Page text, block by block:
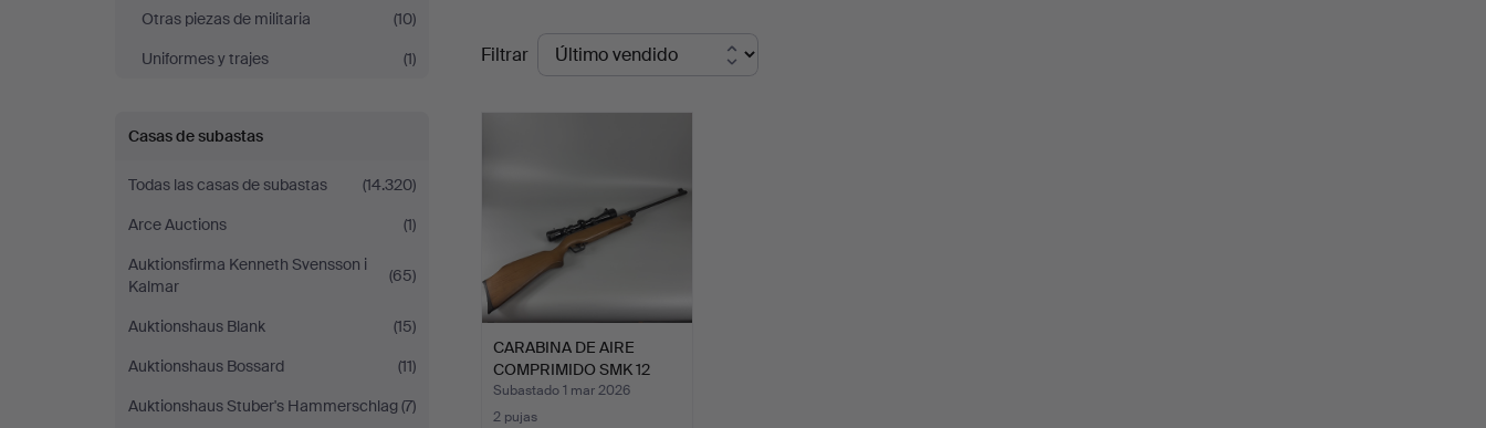
Lyme
Bay
Auctions
Otras piezas de militaria
(10)
Uniformes y trajes
(1)
Casas de subastas
Todas las casas de subastas
(14.320)
Arce Auctions
(1)
Auktionsfirma Kenneth Svensson i
Kalmar
(65)
Auktionshaus Blank
(15)
Auktionshaus Bossard
(11)
Auktionshaus Stuber's Hammerschlag(7)
Precios
de
remate
Filtrar
CARABINA DE AIRE
COMPRIMIDO SMK 12
CON MIR…
Subastado 1 mar 2026
2 pujas